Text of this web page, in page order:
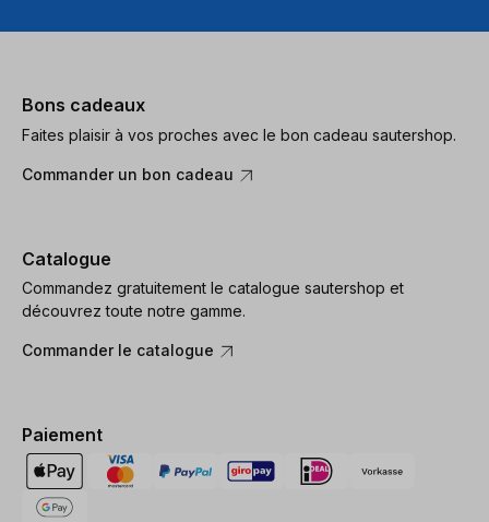
Bons cadeaux
Faites plaisir à vos proches avec le bon cadeau sautershop.
Commander un bon cadeau
Catalogue
Commandez gratuitement le catalogue sautershop et
découvrez toute notre gamme.
Commander le catalogue
Paiement